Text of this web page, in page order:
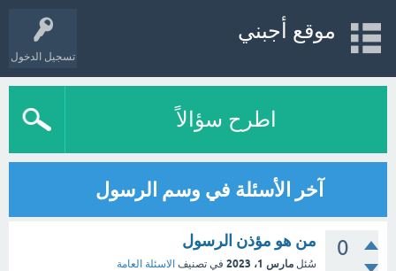
تسجيل الدخول
موقع أجبني
اطرح سؤالاً
آخر الأسئلة في وسم الرسول
0 من هو مؤذن الرسول
سُئل مارس 1، 2023 في تصنيف الاسئلة العامة